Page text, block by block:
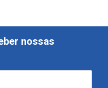
nossas